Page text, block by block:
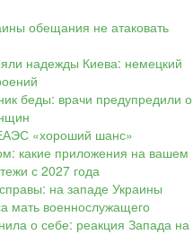
обещания не атаковать
надежды Киева: немецкий
беды: врачи предупредили о
«хороший шанс»
какие приложения на вашем
с 2027 года
на западе Украины
мать военнослужащего
о себе: реакция Запада на